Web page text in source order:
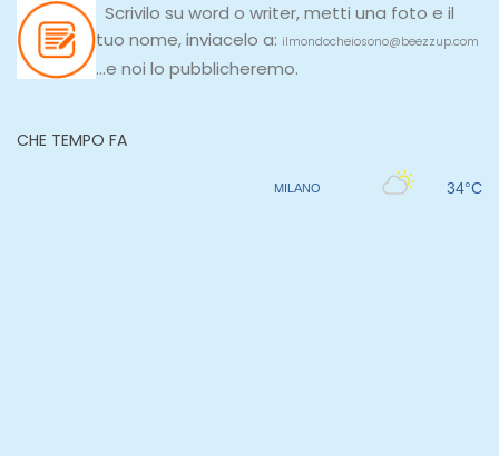
Scrivilo su word o writer, metti una foto e il
tuo nome, inviacelo a: ilmondocheiosono@beezzup.com
...e noi lo pubblicheremo.
CHE TEMPO FA